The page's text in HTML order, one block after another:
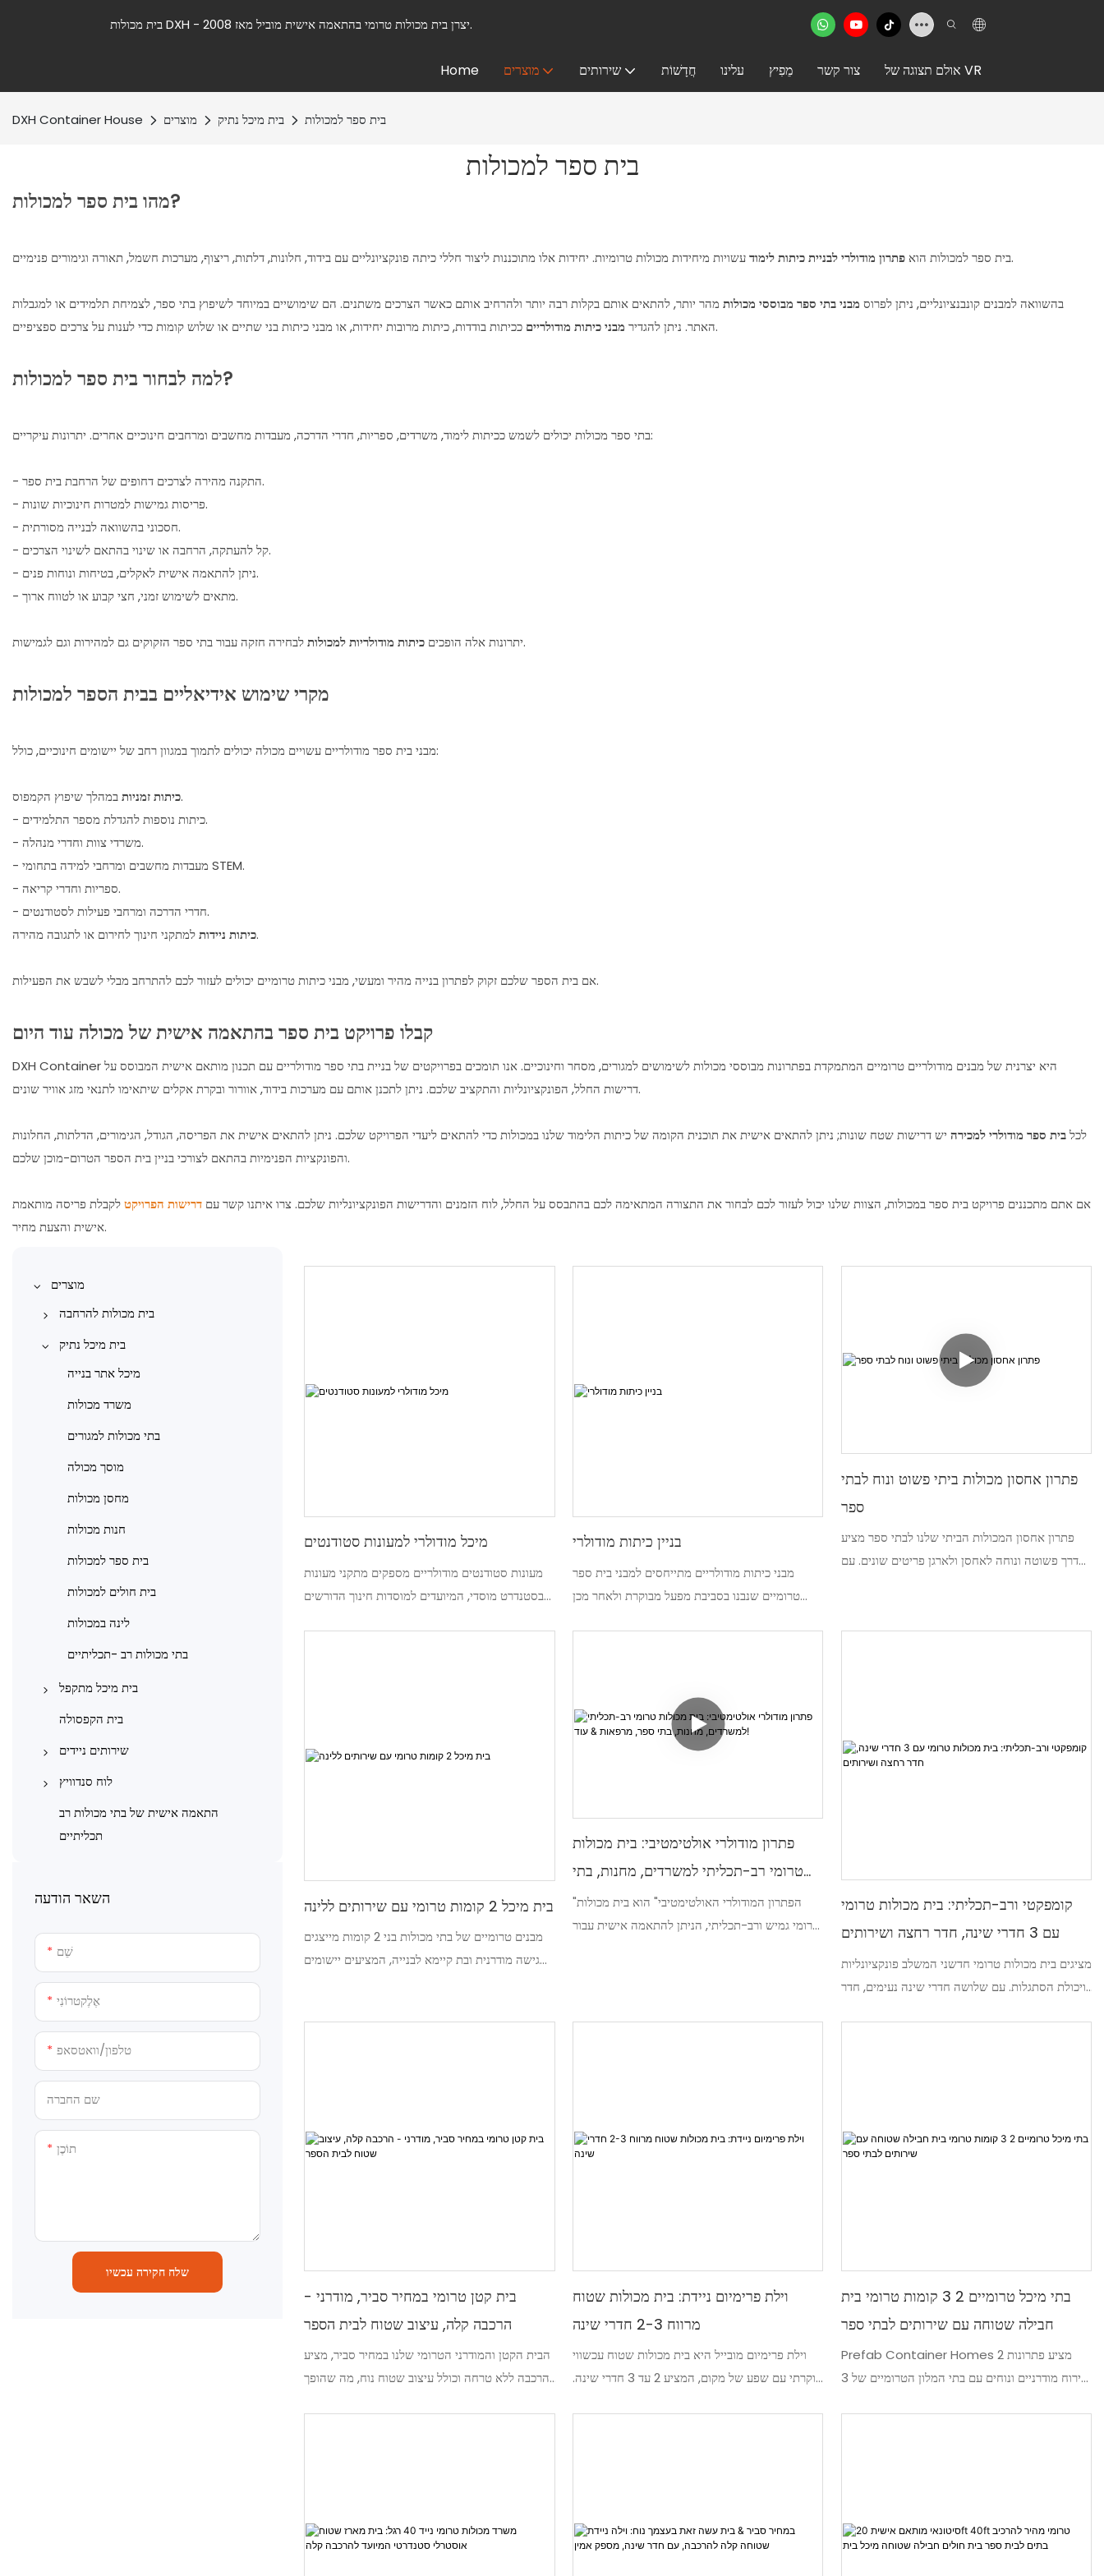
בית מכולות DXH - יצרן בית מכולות טרומי בהתאמה אישית מוביל מאז 2008.
Home מוצרים שירותים חֲדָשׁוֹת עלינו מֵפִיץ צור קשר אולם תצוגה של VR
DXH Container House מוצרים בית מיכל נתיק בית ספר למכולות
בית ספר למכולות
מהו בית ספר למכולות?
בית ספר למכולות הואפתרון מודולרי לבניית כיתות לימוד עשויות מיחידות מכולות טרומיות. יחידות אלו מתוכננות ליצור חללי כיתה פונקציונליים עם בידוד, חלונות, דלתות, ריצוף, מערכות חשמל, תאורה וגימורים פנימיים.
בהשוואה למבנים קונבנציונליים, ניתן לפרוס מבני בתי ספר מבוססי מכולות מהר יותר, להתאים אותם בקלות רבה יותר ולהרחיב אותם כאשר הצרכים משתנים. הם שימושיים במיוחד לשיפוץ בתי ספר, לצמיחת תלמידים או למגבלות
האתר. ניתן להגדיר מבני כיתות מודולריים ככיתות בודדות, כיתות מרובות יחידות, או מבני כיתות בני שתיים או שלוש קומות כדי לענות על צרכים ספציפיים.
למה לבחור בית ספר למכולות?
בתי ספר מכולות יכולים לשמש ככיתות לימוד, משרדים, ספריות, חדרי הדרכה, מעבדות מחשבים ומרחבים חינוכיים אחרים. יתרונות עיקריים:
- התקנה מהירה לצרכים דחופים של הרחבת בית ספר.
- פריסות גמישות למטרות חינוכיות שונות.
- חסכוני בהשוואה לבנייה מסורתית.
- קל להעתקה, הרחבה או שינוי בהתאם לשינוי הצרכים.
- ניתן להתאמה אישית לאקלים, בטיחות ונוחות פנים.
- מתאים לשימוש זמני, חצי קבוע או לטווח ארוך.
יתרונות אלה הופכים כיתות מודולריות למכולות לבחירה חזקה עבור בתי ספר הזקוקים גם למהירות וגם לגמישות.
מקרי שימוש אידיאליים בבית הספר למכולות
מבני בית ספר מודולריים עשויים מכולה יכולים לתמוך במגוון רחב של יישומים חינוכיים, כולל:
כיתות זמניותבמהלך שיפוץ הקמפוס.
- כיתות נוספות להגדלת מספר התלמידים.
- משרדי צוות וחדרי מנהלה.
- מעבדות מחשבים ומרחבי למידה בתחומי STEM.
- ספריות וחדרי קריאה.
- חדרי הדרכה ומרחבי פעילות לסטודנטים.
כיתות ניידותלמתקני חינוך לחירום או לתגובה מהירה.
אם בית הספר שלכם זקוק לפתרון בנייה מהיר ומעשי, מבני כיתות טרומיים יכולים לעזור לכם להתרחב מבלי לשבש את הפעילות.
קבלו פרויקט בית ספר בהתאמה אישית של מכולה עוד היום
DXH Container היא יצרנית של מבנים מודולריים טרומיים המתמקדת בפתרונות מבוססי מכולות לשימושים למגורים, מסחר וחינוכיים. אנו תומכים בפרויקטים של בניית בתי ספר מודולריים עם תכנון מותאם אישית המבוסס על
דרישות החלל, הפונקציונליות והתקציב שלכם. ניתן לתכנן אותם עם מערכות בידוד, אוורור ובקרת אקלים שיתאימו לתנאי מזג אוויר שונים.
לכלבית ספר מודולרי למכירה יש דרישות שטח שונות; ניתן להתאים אישית את תוכנית הקומה של כיתות הלימוד שלנו במכולות כדי להתאים ליעדי הפרויקט שלכם. ניתן להתאים אישית את הפריסה, הגודל, הגימורים, הדלתות, החלונות
והפונקציות הפנימיות בהתאם לצורכי בניין בית הספר הטרום-מוכן שלכם.
אם אתם מתכננים פרויקט בית ספר במכולות, הצוות שלנו יכול לעזור לכם לבחור את התצורה המתאימה לכם בהתבסס על החלל, לוח הזמנים והדרישות הפונקציונליות שלכם. צרו איתנו קשר עם דרישות הפרויקטלקבלת פריסה מותאמת
אישית והצעת מחיר.
מוצרים
בית מכולות להרחבה
בית מיכל הניתן להרחבה באורך 20
רגל
בית מיכל הניתן להרחבה באורך 40
בית מיכל נתיק
מיכל אתר בנייה
משרד מכולות
בתי מכולות למגורים
מוסך מכולה
מחסן מכולות
חנות מכולות
בית ספר למכולות
בית חולים למכולות
לינה במכולות
בתי מכולות רב -תכליתיים
בית מיכל מתקפל
בית הקפסולה
שירותים ניידים
שירותים ניידים מפלדה מצופה צבע
שירותים וחדרי אמבטיה במכולות
שירותים ניידים מפלסטיק
לוח סנדוויץ
פאנלים סנדוויץ' מיוצרים במכונה
התאמה אישית של בתי מכולות רב
תכליתיים
השאר הודעה
שֵׁם
אֶלֶקטרוֹנִי
טלפון/וואטסאפ
שם החברה
תוֹכֶן
שלח חקירה עכשיו
מיכל מודולרי למעונות סטודנטים
מעונות סטודנטים מודולריים מספקים מתקני מעונות
בסטנדרט מוסדי, המיועדים למוסדות חינוך הדורשים
בניין כיתות מודולרי
מבני כיתות מודולריים מתייחסים למבני בית ספר
טרומיים שנבנו בסביבת מפעל מבוקרת ולאחר מכן
מבנים מסורתיים. מבני כיתות מודולריים אלה מציעים
פתרון יעיל להרחבת בתי ספר, החלפת מתקנים ישנים
או יצירת סביבות למידה זמניות. בנייתם ​​מחוץ לאתר
פתרון אחסון מכולות ביתי פשוט ונוח לבתי
ספר
פתרון אחסון המכולות הביתי שלנו לבתי ספר מציע
דרך פשוטה ונוחה לאחסן ולארגן פריטים שונים. עם
סביבת למידה נטולת עומס ויעילה
בית מיכל 2 קומות טרומי עם שירותים ללינה
מבנים טרומיים של בתי מכולות בני 2 קומות מייצגים
גישה מודרנית ובת קיימא לבנייה, המציעים יישומים
פתרון מודולרי אולטימטיבי: בית מכולות
טרומי רב-תכליתי למשרדים, מחנות, בתי
ספר, מרפאות & עוד!
"הפתרון המודולרי האולטימטיבי" הוא בית מכולות
טרומי גמיש ורב-תכליתי, הניתן להתאמה אישית עבור
קומפקטי ורב-תכליתי: בית מכולות טרומי
עם 3 חדרי שינה, חדר רחצה ושירותים
מציגים בית מכולות טרומי חדשני המשלב פונקציונליות
ויכולת הסתגלות. עם שלושה חדרי שינה נעימים, חדר
בית קטן טרומי במחיר סביר, מודרני -
הרכבה קלה, עיצוב שטוח לבית הספר
הבית הקטן והמודרני הטרומי שלנו במחיר סביר, מציע
הרכבה ללא טרחה וכולל עיצוב שטוח נוח, מה שהופך
וילת פרימיום ניידת: בית מכולות שטוח
מרווח 2-3 חדרי שינה
וילת פרימיום מובייל היא בית מכולות שטוח עכשווי
ויוקרתי עם שפע של מקום, המציע 2 עד 3 חדרי שינה.
בתי מיכל טרומיים 2 3 קומות טרומי בית
חבילה שטוחה עם שירותים לבתי ספר
Prefab Container Homes 2 מציע פתרונות
אירוח מודרניים ונוחים עם בתי המלון הטרומיים של 3